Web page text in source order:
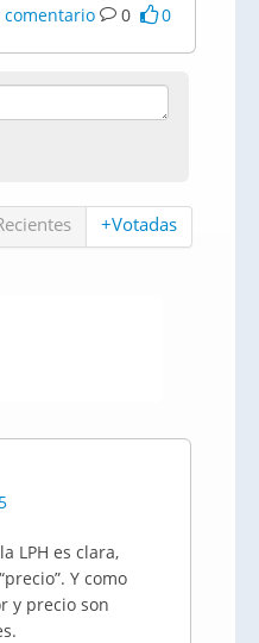
0 0
+Votadas
LPH es clara,
Y como
y precio son